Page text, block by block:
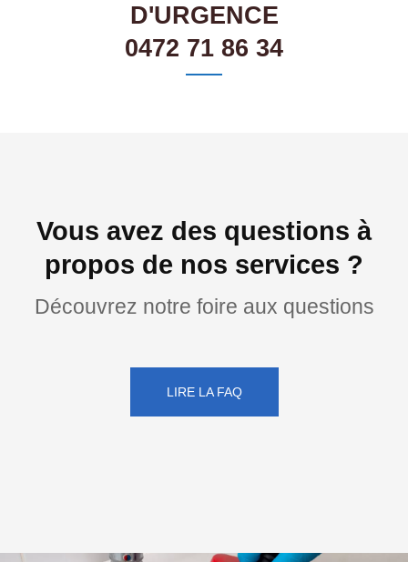
D'URGENCE
0472 71 86 34
Vous avez des questions à
propos de nos services ?
Découvrez notre foire aux questions
LIRE LA FAQ